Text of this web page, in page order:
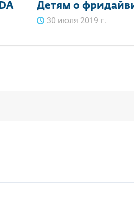
Детям о
30 июля 2019 г.